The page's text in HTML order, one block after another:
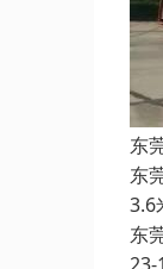
东
东
3.6
东